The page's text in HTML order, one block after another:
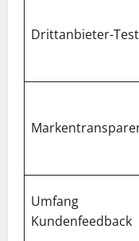
Drittanbieter-
Umfang
Kundenfeedback